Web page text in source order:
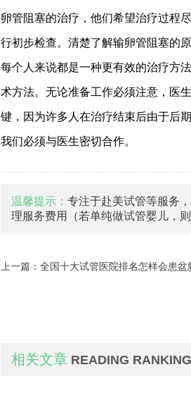
卵管阻塞的治疗，他们希望治疗过程
行初步检查。清楚了解输卵管阻塞的
每个人来说都是一种更有效的治疗方
术方法。无论准备工作必须注意，医
键，因为许多人在治疗结束后由于后
我们必须与医生密切合作。
温馨提示： 专注于赴美试管等服务
理服务费用（若单纯做试管婴儿，
上一篇： 全国十大试管医院排名怎样会患盆
相关文章 READING